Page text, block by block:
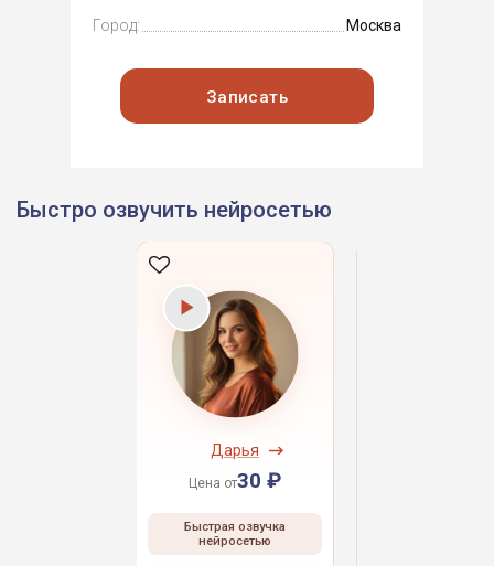
Город:
Москва
Записать
Быстро озвучить нейросетью
Дарья
Цена от30 ₽
Быстрая озвучка
нейросетью